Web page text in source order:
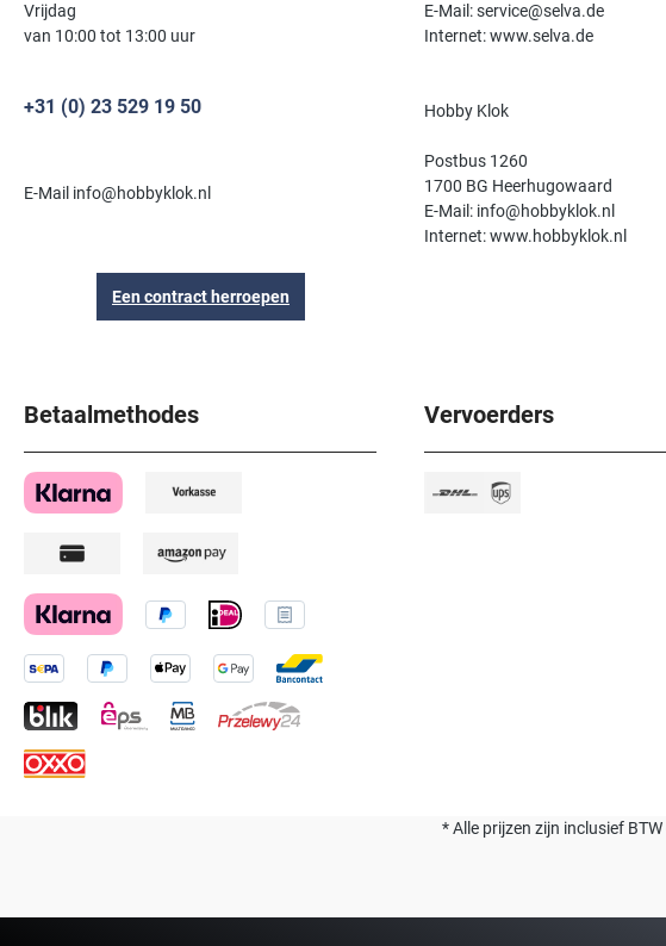
Vrijdag
van 10:00 tot 13:00 uur
+31 (0) 23 529 19 50
E-Mail info@hobbyklok.nl
Een contract herroepen
E-Mail: service@selva.de
Internet: www.selva.de
Hobby Klok
Postbus 1260
1700 BG Heerhugowaard
E-Mail: info@hobbyklok.nl
Internet: www.hobbyklok.nl
Betaalmethodes Vervoerders
* Alle prijzen zijn inclusief